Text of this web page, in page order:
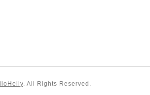
. All Rights Reserved.